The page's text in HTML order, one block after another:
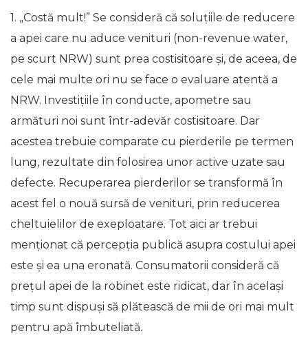
1. „Costă mult!” Se consideră că soluțiile de reducere
a apei care nu aduce venituri (non-revenue water,
pe scurt NRW) sunt prea costisitoare și, de aceea, de
cele mai multe ori nu se face o evaluare atentă a
NRW. Investițiile în conducte, apometre sau
armături noi sunt într-adevăr costisitoare. Dar
acestea trebuie comparate cu pierderile pe termen
lung, rezultate din folosirea unor active uzate sau
defecte. Recuperarea pierderilor se transformă în
acest fel o nouă sursă de venituri, prin reducerea
cheltuielilor de exeploatare. Tot aici ar trebui
menționat că percepția publică asupra costului apei
este și ea una eronată. Consumatorii consideră că
prețul apei de la robinet este ridicat, dar în același
timp sunt dispuși să plătească de mii de ori mai mult
pentru apă îmbuteliată.